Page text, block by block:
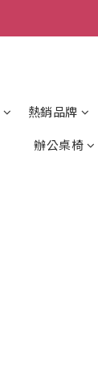
熱銷品牌
辦公桌椅